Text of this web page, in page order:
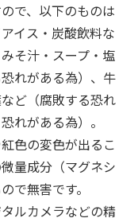
で、以下のものは
イス・炭酸飲料な
そ汁・スープ・塩
れがある為）、牛
ど（腐敗する恐れ
れがある為）。
色の変色が出るこ
量成分（マグネシ
で無害です。
ルカメラなどの精